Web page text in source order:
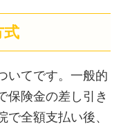
式
いてです。一般的
保険金の差し引き
全額支払い後、